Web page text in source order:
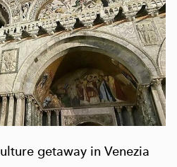
getaway in Venezia